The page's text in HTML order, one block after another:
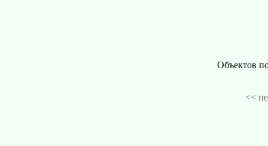
Объектов
<<